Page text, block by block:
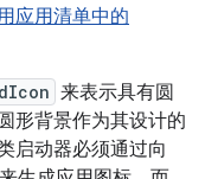
应用清单中的
来表示具有圆
形背景作为其设计的
启动器必须通过向